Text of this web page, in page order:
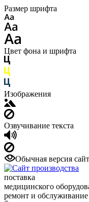
Размер шрифта
Цвет фона и шрифта
Изображения
Озвучивание текста
Обычная версия
поставка
медицинского
ремонт и